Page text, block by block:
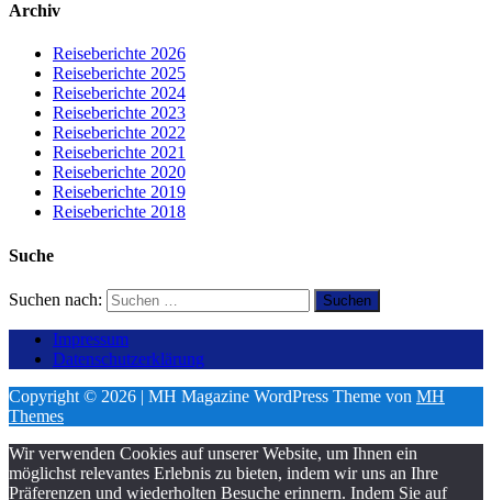
Archiv
Reiseberichte 2026
Reiseberichte 2025
Reiseberichte 2024
Reiseberichte 2023
Reiseberichte 2022
Reiseberichte 2021
Reiseberichte 2020
Reiseberichte 2019
Reiseberichte 2018
Suche
Suchen nach:
Impressum
Datenschutzerklärung
Copyright © 2026 | MH Magazine WordPress Theme von MH
Themes
Wir verwenden Cookies auf unserer Website, um Ihnen ein
möglichst relevantes Erlebnis zu bieten, indem wir uns an Ihre
Präferenzen und wiederholten Besuche erinnern. Indem Sie auf